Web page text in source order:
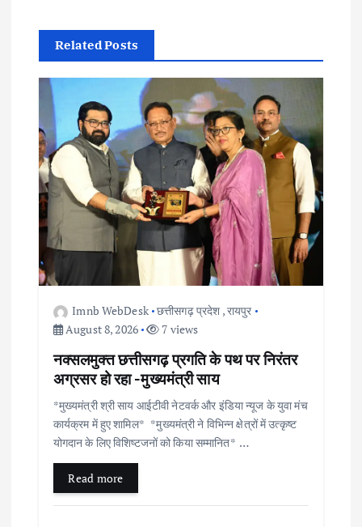
g
a
t
o
Related Posts
Imnb WebDesk छत्तीसगढ़ प्रदेश ,रायपुर
August 8, 2026
7 views
नक्सलमुक्त छत्तीसगढ़ प्रगति के पथ पर निरंतर
अग्रसर हो रहा -मुख्यमंत्री साय
*मुख्यमंत्री श्री साय आईटीवी नेटवर्क और इंडिया न्यूज के युवा मंच
कार्यक्रम में हुए शामिल* *मुख्यमंत्री ने विभिन्न क्षेत्रों में उत्कृष्ट
योगदान के लिए विशिष्टजनों को किया सम्मानित* …
Read more